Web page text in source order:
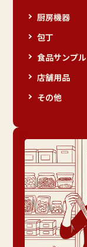
厨房機器
包丁
食品サンプル
店舗用品
その他